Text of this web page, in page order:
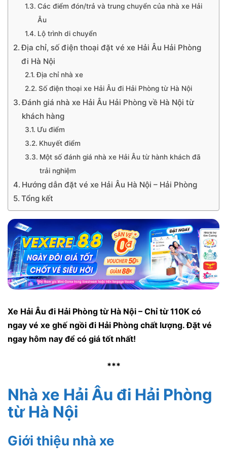
Các điểm đón/trả và trung chuyển của nhà xe Hải
Âu
Lộ trình di chuyển
Địa chỉ, số điện thoại đặt vé xe Hải Âu Hải Phòng
đi Hà Nội
Địa chỉ nhà xe
Số điện thoại xe Hải Âu đi Hải Phòng từ Hà Nội
Đánh giá nhà xe Hải Âu Hải Phòng về Hà Nội từ
khách hàng
Ưu điểm
Khuyết điểm
Một số đánh giá nhà xe Hải Âu từ hành khách đã
trải nghiệm
Hướng dẫn đặt vé xe Hải Âu Hà Nội – Hải Phòng
Tổng kết
Xe Hải Âu đi Hải Phòng từ Hà Nội – Chỉ từ 110K có
ngay vé xe ghế ngồi đi Hải Phòng chất lượng. Đặt vé
ngay hôm nay để có giá tốt nhất!
***
Nhà xe Hải Âu đi Hải Phòng
từ Hà Nội
Giới thiệu nhà xe